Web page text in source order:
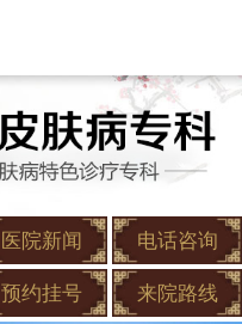
医院新闻 电话咨询
预约挂号 来院路线